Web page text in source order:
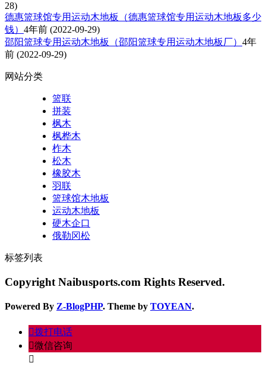
28)
德惠篮球馆专用运动木地板（德惠篮球馆专用运动木地板多少
钱） 4年前 (2022-09-29)
邵阳篮球专用运动木地板（邵阳篮球专用运动木地板厂） 4年
前 (2022-09-29)
网站分类
篮联
拼装
枫木
枫桦木
柞木
松木
橡胶木
羽联
篮球馆木地板
运动木地板
硬木企口
俄勒冈松
标签列表
Copyright Naibusports.com Rights Reserved.
Powered By Z-BlogPHP. Theme by TOYEAN.
󦁁拨打电话
󦘑微信咨询
󧁡